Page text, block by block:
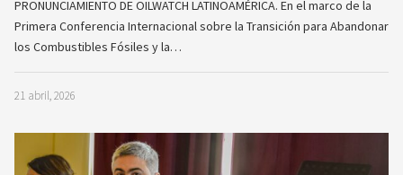
PRONUNCIAMIENTO DE OILWATCH LATINOAMÉRICA. En el marco de la
Primera Conferencia Internacional sobre la Transición para Abandonar
los Combustibles Fósiles y la…
21 abril, 2026